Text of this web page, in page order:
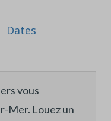
Dates
vous
Mer. Louez un